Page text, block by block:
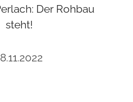
Der Rohbau
steht!